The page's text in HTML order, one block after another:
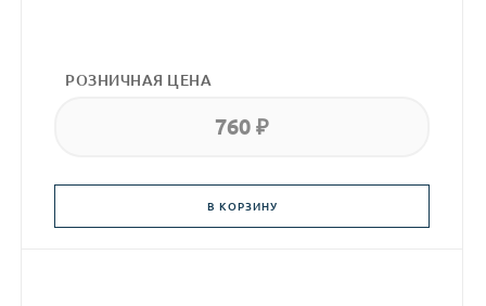
РОЗНИЧНАЯ ЦЕНА
760 ₽
В КОРЗИНУ